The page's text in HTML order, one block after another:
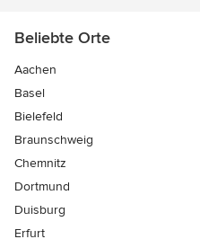
Beliebte Orte
Aachen
Basel
Bielefeld
Braunschweig
Chemnitz
Dortmund
Duisburg
Erfurt